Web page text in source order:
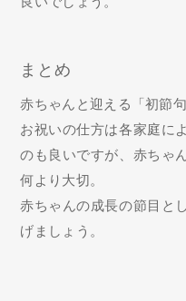
まとめ
赤ちゃんと迎える「初節句
お祝いの仕方は各家庭に
のも良いですが、赤ちゃ
何より大切。
赤ちゃんの成長の節目と
げましょう。